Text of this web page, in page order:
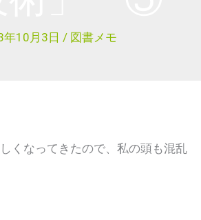
年10月3日 / 図書メモ
くなってきたので、私の頭も混乱